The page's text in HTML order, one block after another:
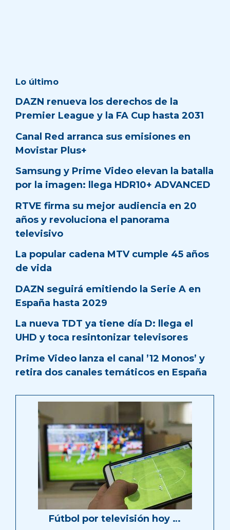
Lo último
DAZN renueva los derechos de la
Premier League y la FA Cup hasta 2031
Canal Red arranca sus emisiones en
Movistar Plus+
Samsung y Prime Video elevan la batalla
por la imagen: llega HDR10+ ADVANCED
RTVE firma su mejor audiencia en 20
años y revoluciona el panorama
televisivo
La popular cadena MTV cumple 45 años
de vida
DAZN seguirá emitiendo la Serie A en
España hasta 2029
La nueva TDT ya tiene día D: llega el
UHD y toca resintonizar televisores
Prime Video lanza el canal ’12 Monos’ y
retira dos canales temáticos en España
Fútbol por televisión hoy …